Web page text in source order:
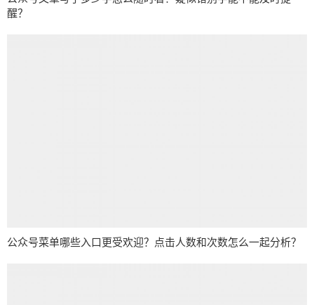
醒？
公众号菜单哪些入口更受欢迎？点击人数和次数怎么一起分析？